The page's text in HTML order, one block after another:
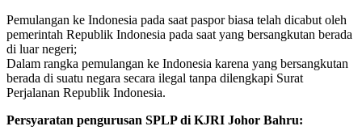
Pemulangan ke Indonesia pada saat paspor biasa telah dicabut oleh
pemerintah Republik Indonesia pada saat yang bersangkutan berada
di luar negeri;
Dalam rangka pemulangan ke Indonesia karena yang bersangkutan
berada di suatu negara secara ilegal tanpa dilengkapi Surat
Perjalanan Republik Indonesia.
Persyaratan pengurusan SPLP di KJRI Johor Bahru: